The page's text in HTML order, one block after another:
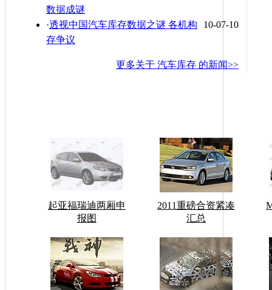
数据成谜
10-07-10
·透视中国汽车库存数据之谜 各机构
存争议
更多关于 汽车库存 的新闻>>
起亚福瑞迪两厢申
报图
2011重磅合资紧凑
汇总